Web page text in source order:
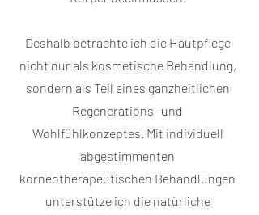
Deshalb betrachte ich die Hautpflege
nicht nur als kosmetische Behandlung,
sondern als Teil eines ganzheitlichen
Regenerations- und
Wohlfühlkonzeptes. Mit individuell
abgestimmenten
korneotherapeutischen Behandlungen
unterstütze ich die natürliche